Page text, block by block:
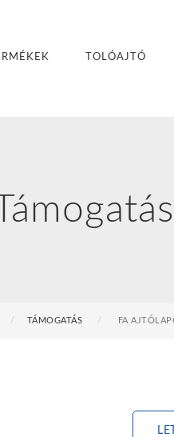
TOLÓAJTÓ
TÁMOGATÁS FA